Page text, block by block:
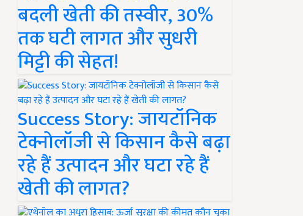
बदली खेती की तस्वीर, 30%
तक घटी लागत और सुधरी
मिट्टी की सेहत!
Success Story: जायटॉनिक
टेक्नोलॉजी से किसान कैसे बढ़ा
रहे हैं उत्पादन और घटा रहे हैं
खेती की लागत?